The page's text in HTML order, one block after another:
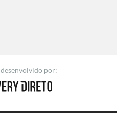
desenvolvido por: